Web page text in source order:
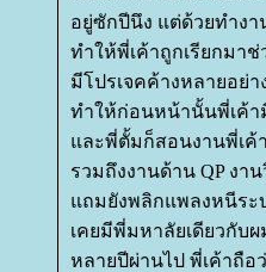
อยู่ซักปีนึง แต่ด้วยทำง
ทำให้พี่เค้าถูกเรียกมา
มีโปรเจคค้างหลายอย่
ทำให้ก่อนหน้านั้นพี่เค้า
ละพี่ตั้มก็สอนงานพี่เค้า
รวมถึงงานด้าน QP งา
ถมยังพลิกแพลงหนีระบ
เคยมีพี่มหาลัยเดียวกับผ
หลายปีผ่านไป พี่เค้าถือ